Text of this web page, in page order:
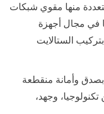
منها مقوي شبكات
في مجال أجهزة
الستالايت
وأمانة منقطعة
وجهد،